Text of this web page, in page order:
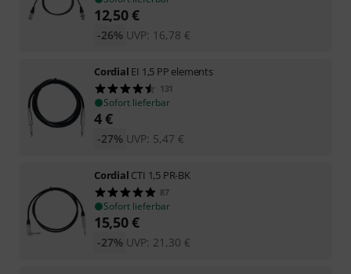
12,50€
UVP: 16,78 €
-26%
Cordial EI 1,5 PP elements
131
Sofort lieferbar
4€
UVP: 5,47 €
-27%
Cordial CTI 1,5 PR-BK
87
Sofort lieferbar
15,50€
UVP: 21,30 €
-27%